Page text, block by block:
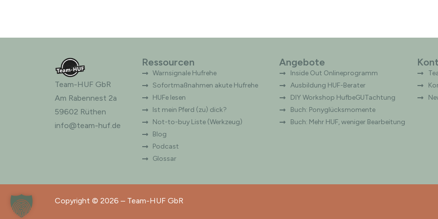
Team-HUF GbR
Am Rabennest 2a
59602 Rüthen
info@team-huf.de
Ressourcen
Warnsignale Hufrehe
Sofortmaßnahmen akute Hufrehe
HUFe lesen
Ist mein Pferd (zu) dick?
Not-to-buy Liste (Werkzeug)
Blog
Podcast
Glossar
Angebote
Inside Out Onlineprogramm
Ausbildung HUF-Berater
DIY Workshop HufbeGUTachtung
Buch: Ponyglücksmomente
Buch: Mehr HUF, weniger Bearbeitung
Copyright © 2026 – Team-HUF GbR